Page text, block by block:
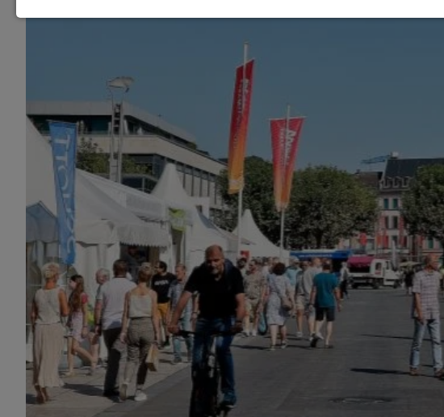
für die generelle Funktionalität der Seite (immer
notwendig).
EXTERNE MEDIEN
Seitenspezifische Erfassung von Benutzerdaten
durch Drittanbieter, bspw. über das Einbinden
externer Videos, Standortdaten oder
Stellenanzeigen.
YouTube
ChatBot